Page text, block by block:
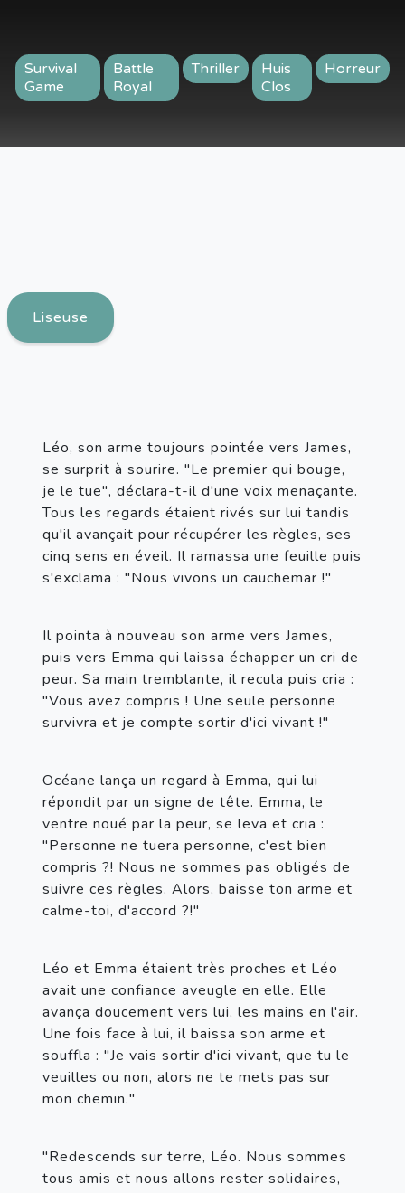
Survival
Game
Battle
Royal
Thriller
Huis
Clos
Horreur
Liseuse
Léo, son arme toujours pointée vers James,
se surprit à sourire. "Le premier qui bouge,
je le tue", déclara-t-il d'une voix menaçante.
Tous les regards étaient rivés sur lui tandis
qu'il avançait pour récupérer les règles, ses
cinq sens en éveil. Il ramassa une feuille puis
s'exclama : "Nous vivons un cauchemar !"
Il pointa à nouveau son arme vers James,
puis vers Emma qui laissa échapper un cri de
peur. Sa main tremblante, il recula puis cria :
"Vous avez compris ! Une seule personne
survivra et je compte sortir d'ici vivant !"
Océane lança un regard à Emma, qui lui
répondit par un signe de tête. Emma, le
ventre noué par la peur, se leva et cria :
"Personne ne tuera personne, c'est bien
compris ?! Nous ne sommes pas obligés de
suivre ces règles. Alors, baisse ton arme et
calme-toi, d'accord ?!"
Léo et Emma étaient très proches et Léo
avait une confiance aveugle en elle. Elle
avança doucement vers lui, les mains en l'air.
Une fois face à lui, il baissa son arme et
souffla : "Je vais sortir d'ici vivant, que tu le
veuilles ou non, alors ne te mets pas sur
mon chemin."
"Redescends sur terre, Léo. Nous sommes
tous amis et nous allons rester solidaires,